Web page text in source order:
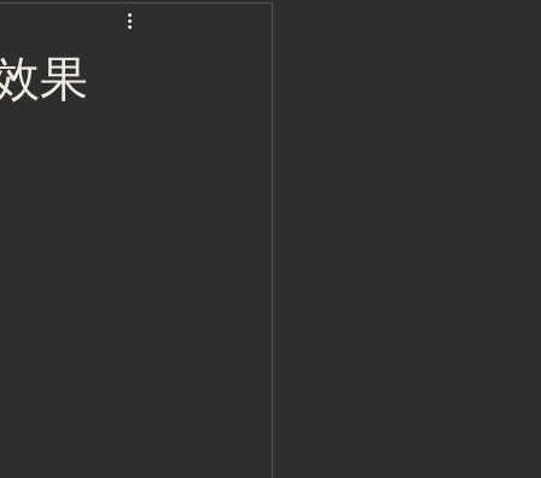
台北館教練
果